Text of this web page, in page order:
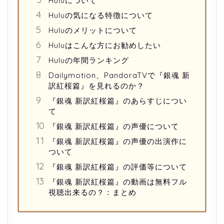
Huluの気になる特徴について
Huluのメリットについて
Huluはこんな方にお勧めしたい
Huluの年間ランキング
Dailymotion、PandoraTVで『銀魂 新
訳紅桜篇』を見れるのか？
『銀魂 新訳紅桜篇』のあらすじについ
て
『銀魂 新訳紅桜篇』の声優について
『銀魂 新訳紅桜篇』の声優の出演作に
ついて
『銀魂 新訳紅桜篇』の評価等について
『銀魂 新訳紅桜篇』の動画は無料フル
視聴出来るの？：まとめ